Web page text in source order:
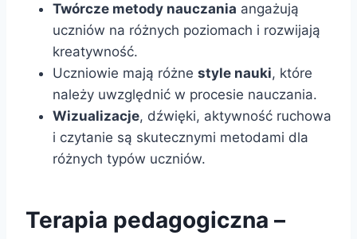
Twórcze metody nauczania angażują
uczniów na różnych poziomach i rozwijają
kreatywność.
Uczniowie mają różne style nauki, które
należy uwzględnić w procesie nauczania.
Wizualizacje, dźwięki, aktywność ruchowa
i czytanie są skutecznymi metodami dla
różnych typów uczniów.
Terapia pedagogiczna –